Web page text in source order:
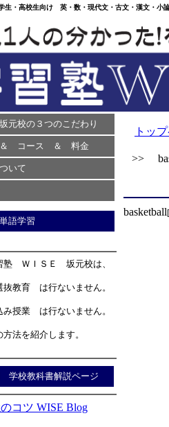
・高校生向け 英・数・現代文・古文・漢文・
元校の３つのこだわり
コース ＆ 料金
いて
語学習
ＷＩＳＥ 坂元校は、
抜教育 は行ないません。
み授業 は行ないません。
方法を紹介します。
学校教科書解説ページ
コツ WISE Blog
トッ
>>
basketball